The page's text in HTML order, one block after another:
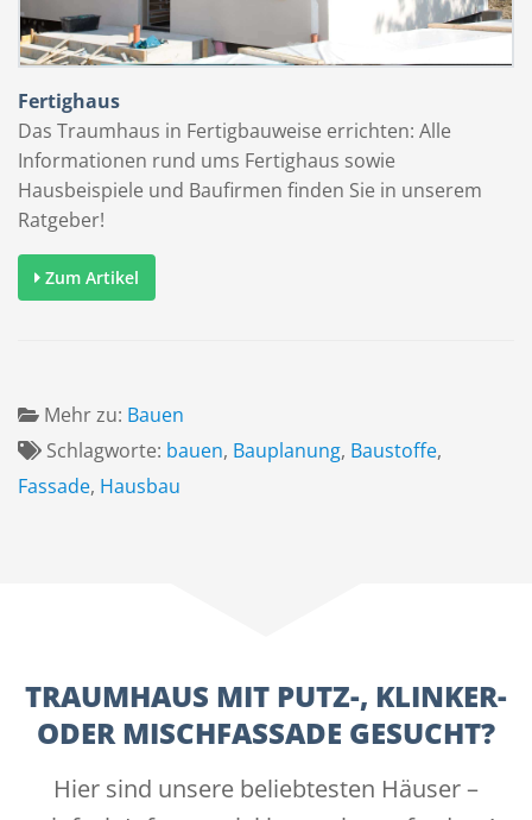
Fertighaus
Das Traumhaus in Fertigbauweise errichten: Alle
Informationen rund ums Fertighaus sowie
Hausbeispiele und Baufirmen finden Sie in unserem
Ratgeber!
Zum Artikel
Mehr zu: Bauen
Schlagworte: bauen, Bauplanung, Baustoffe,
Fassade, Hausbau
TRAUMHAUS MIT PUTZ-, KLINKER-
ODER MISCHFASSADE GESUCHT?
Hier sind unsere beliebtesten Häuser –